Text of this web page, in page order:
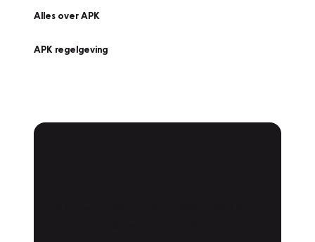
Alles over APK
APK regelgeving